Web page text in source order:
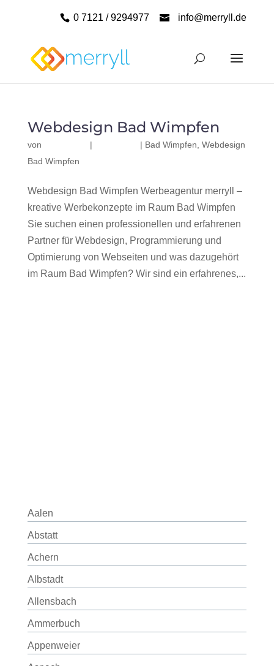
0 7121 / 9294977 info@merryll.de
Webdesign Bad Wimpfen
von | | Bad Wimpfen Webdesign
Bad Wimpfen
Webdesign Bad Wimpfen Werbeagentur merryll –
kreative Werbekonzepte im Raum Bad Wimpfen
Sie suchen einen professionellen und erfahrenen
Partner für Webdesign, Programmierung und
Optimierung von Webseiten und was dazugehört
im Raum Bad Wimpfen? Wir sind ein erfahrenes,...
Aalen
Abstatt
Achern
Albstadt
Allensbach
Ammerbuch
Appenweier